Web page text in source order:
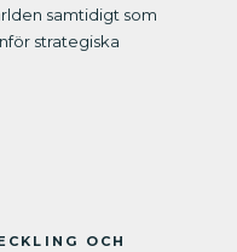
samtidigt som
strategiska
OCH